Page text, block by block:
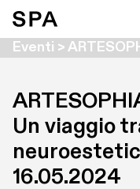
Un viaggio
16.05.2024